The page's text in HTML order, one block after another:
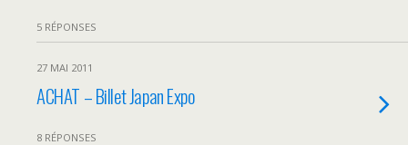
5 RÉPONSES
27 MAI 2011
ACHAT – Billet Japan Expo
8 RÉPONSES